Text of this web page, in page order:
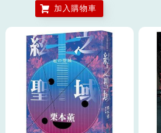
加入購物車